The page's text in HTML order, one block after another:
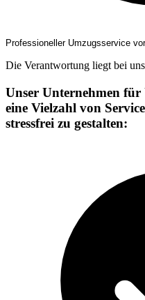
Professioneller Umzugsservice
Die Verantwortung liegt bei
Unser Unternehmen für
eine Vielzahl von
stressfrei zu gestalten: